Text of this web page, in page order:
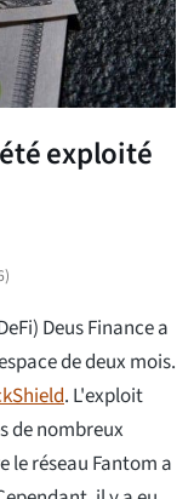
exploité
)
Deus Finance a
de deux mois.
. L'exploit
de nombreux
le réseau Fantom a